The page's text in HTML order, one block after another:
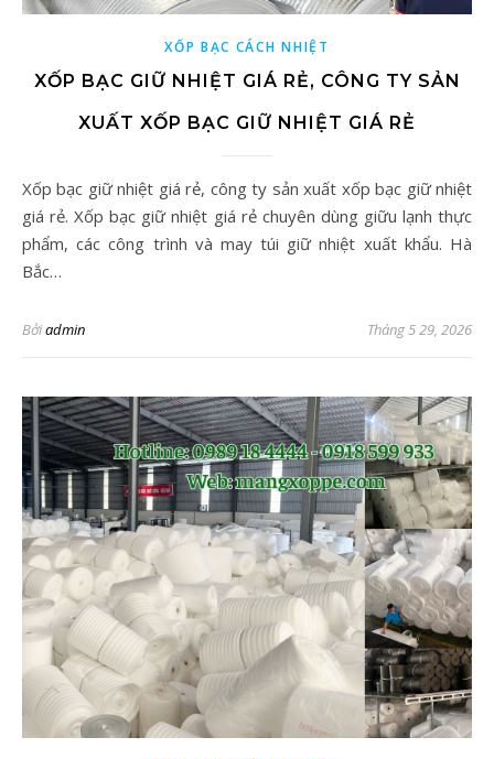
XỐP BẠC CÁCH NHIỆT
XỐP BẠC GIỮ NHIỆT GIÁ RẺ, CÔNG TY SẢN
XUẤT XỐP BẠC GIỮ NHIỆT GIÁ RẺ
Xốp bạc giữ nhiệt giá rẻ, công ty sản xuất xốp bạc giữ nhiệt
giá rẻ. Xốp bạc giữ nhiệt giá rẻ chuyên dùng giữu lạnh thực
phẩm, các công trình và may túi giữ nhiệt xuất khẩu. Hà
Bắc…
Bởiadmin Tháng 5 29, 2026